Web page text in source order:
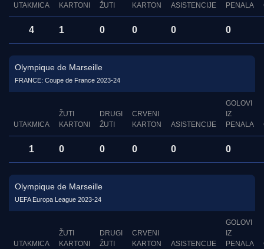
UTAKMICA
KARTONI
ŽUTI
KARTON
ASISTENCIJE
PENALA
4 1 0 0 0 0
Olympique de Marseille
FRANCE: Coupe de France 2023-24
UTAKMICA
ŽUTI
KARTONI
DRUGI
ŽUTI
CRVENI
KARTON
ASISTENCIJE
GOLOVI
IZ
PENALA
1 0 0 0 0 0
Olympique de Marseille
UEFA Europa League 2023-24
UTAKMICA
ŽUTI
KARTONI
DRUGI
ŽUTI
CRVENI
KARTON
ASISTENCIJE
GOLOVI
IZ
PENALA